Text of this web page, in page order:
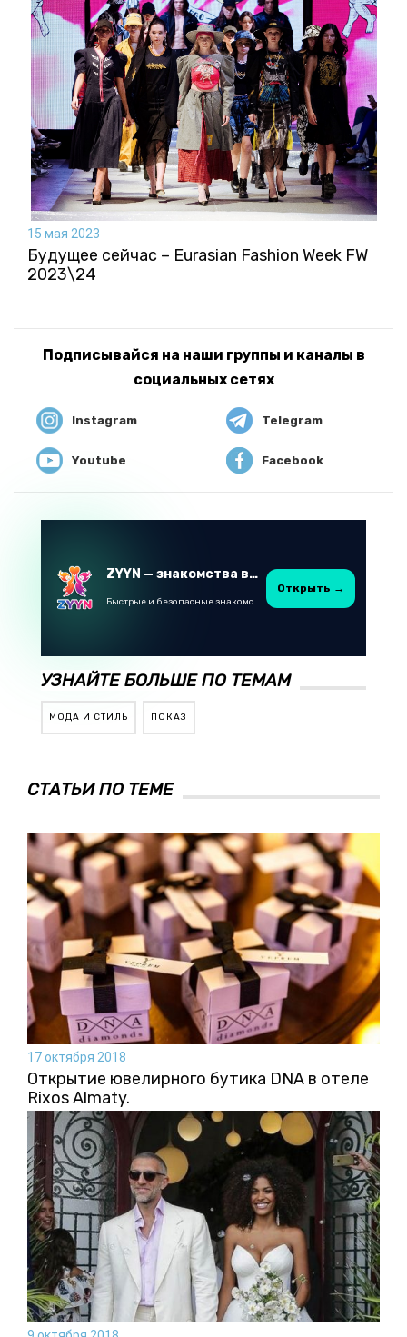
15 мая 2023
Будущее сейчас – Eurasian Fashion Week FW
2023\24
Подписывайся на наши группы и каналы в
социальных сетях
Instagram Telegram
Youtube Facebook
ZYYN — знакомства в Казахстане
Быстрые и безопасные знакомства в Telegram
Открыть →
УЗНАЙТЕ БОЛЬШЕ ПО ТЕМАМ
МОДА И СТИЛЬ ПОКАЗ
СТАТЬИ ПО ТЕМЕ
17 октября 2018
Открытие ювелирного бутика DNA в отеле
Rixos Almaty.